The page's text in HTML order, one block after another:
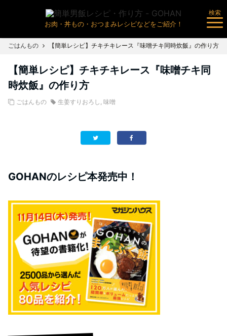
お肉・丼もの・おつまみレシピなどをご紹介！
検索
ごはんもの 【簡単レシピ】チキチキレース『味噌チキ同時炊飯』の作り方
【簡単レシピ】チキチキレース『味噌チキ同
時炊飯』の作り方
ごはんもの 生姜すりおろし , 味噌
GOHANのレシピ本発売中！